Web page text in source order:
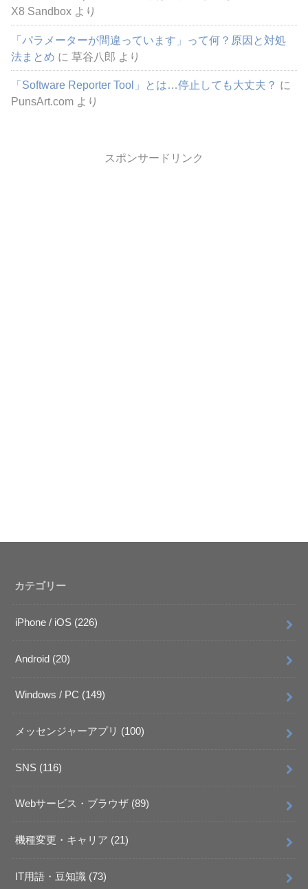
X8 Sandbox より
「パラメーターが間違っています」って何？原因と対処
法まとめ に草谷八郎 より
「Software Reporter Tool」とは…停止しても大丈夫？ に
PunsArt.com より
スポンサードリンク
カテゴリー
iPhone / iOS (226)
Android (20)
Windows / PC (149)
メッセンジャーアプリ (100)
SNS (116)
Webサービス・ブラウザ (89)
機種変更・キャリア (21)
IT用語・豆知識 (73)